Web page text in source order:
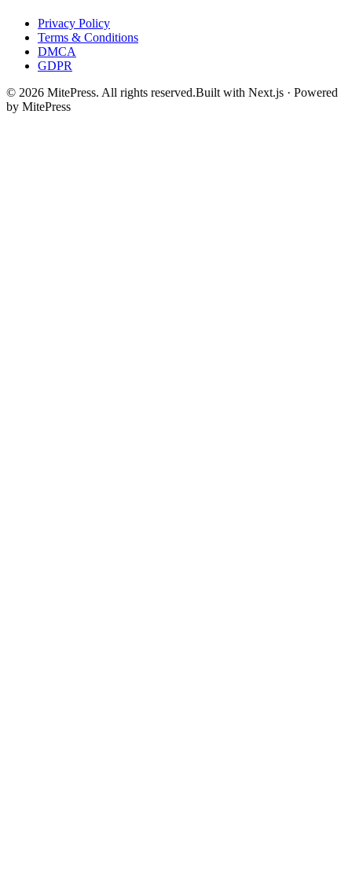
Privacy Policy
Terms & Conditions
DMCA
GDPR
© 2026 MitePress. All rights reserved.Built with Next.js · Powered
by MitePress